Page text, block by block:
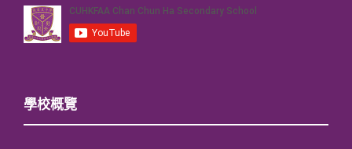
學校概覽